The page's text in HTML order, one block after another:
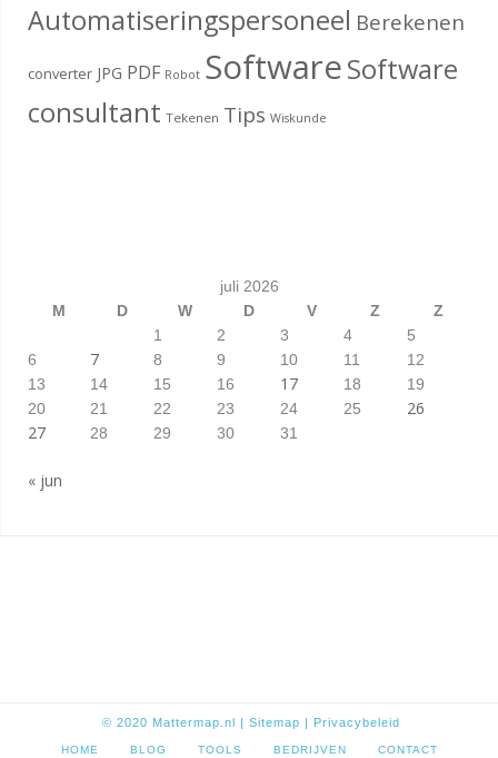
Automatiseringspersoneel Berekenen
converter JPG PDF Robot SoftwareSoftware
consultant Tekenen Tips Wiskunde
juli 2026
M
D W D V Z
Z
1
2 3 4
5
6
7 8 9 10 11
12
13
14 15 16 17 18
19
20
21 22 23 24 25
26
27
28 29 30 31
« jun
© 2020 Mattermap.nl | Sitemap | Privacybeleid
HOME BLOG TOOLS BEDRIJVEN CONTACT